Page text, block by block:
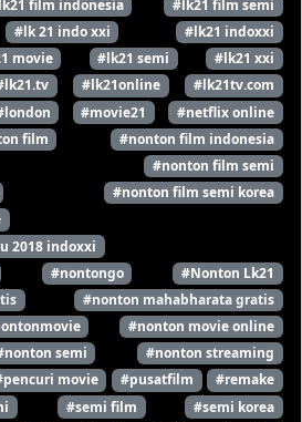
film indonesia
#lk21 film semi
#lk 21 indo xxi
#lk21 indoxxi
movie #lk21 semi
#lk21 xxi
#lk21online
#lk21tv.com
#movie21
#netflix online
film
#nonton film indonesia
#nonton film semi
#nonton film semi korea
2018 indoxxi
#nontongo
#Nonton Lk21
#nonton mahabharata gratis
#nonton movie online
semi
#nonton streaming
movie #pusatfilm
#remake
#semi film
#semi korea